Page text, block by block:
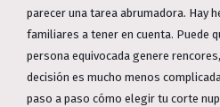
parecer una tarea abrumadora. Hay
familiares a tener en cuenta. Puede
persona equivocada genere
decisión es mucho menos
paso a paso cómo elegir tu corte